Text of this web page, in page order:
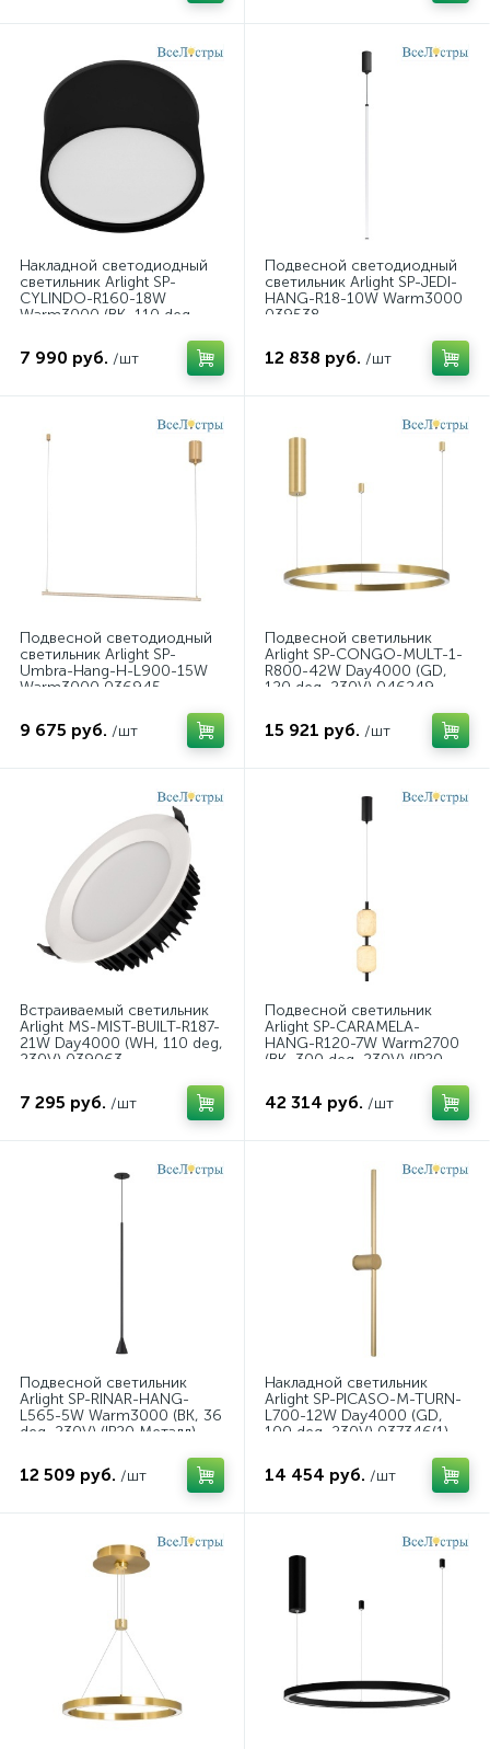
Накладной светодиодный
светильник Arlight SP-
CYLINDO-R160-18W
Warm3000 (BK, 110 deg,
7 990 руб. /шт
Подвесной светодиодный
светильник Arlight SP-JEDI-
HANG-R18-10W Warm3000
039538
12 838 руб. /шт
Подвесной светодиодный
светильник Arlight SP-
Umbra-Hang-H-L900-15W
Warm3000 036945
9 675 руб. /шт
Подвесной светильник
Arlight SP-CONGO-MULT-1-
R800-42W Day4000 (GD,
120 deg, 230V) 046249
15 921 руб. /шт
Встраиваемый светильник
Arlight MS-MIST-BUILT-R187-
21W Day4000 (WH, 110 deg,
230V) 039063
7 295 руб. /шт
Подвесной светильник
Arlight SP-CARAMELA-
HANG-R120-7W Warm2700
(BK, 300 deg, 230V) (IP20,
42 314 руб. /шт
Подвесной светильник
Arlight SP-RINAR-HANG-
L565-5W Warm3000 (BK, 36
deg, 230V) (IP20 Металл)
12 509 руб. /шт
Накладной светильник
Arlight SP-PICASO-M-TURN-
L700-12W Day4000 (GD,
100 deg, 230V) 037346(1)
14 454 руб. /шт